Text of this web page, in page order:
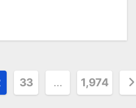
33 … 1,974